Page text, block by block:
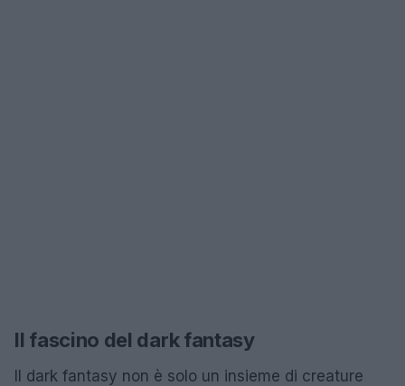
Il fascino del dark fantasy
Il dark fantasy non è solo un insieme di creature